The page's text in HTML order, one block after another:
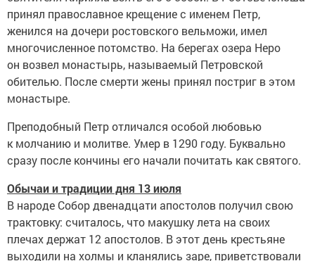
принял православное крещение с именем Петр,
женился на дочери ростовского вельможи, имел
многочисленное потомство. На берегах озера Неро
он возвел монастырь, называемый Петровской
обителью. После смерти жены принял постриг в этом
монастыре.
Преподобный Петр отличался особой любовью
к молчанию и молитве. Умер в 1290 году. Буквально
сразу после кончины его начали почитать как святого.
Обычаи и традиции дня 13 июля
В народе Собор двенадцати апостолов получил свою
трактовку: считалось, что макушку лета на своих
плечах держат 12 апостолов. В этот день крестьяне
выходили на холмы и кланялись заре, приветствовали